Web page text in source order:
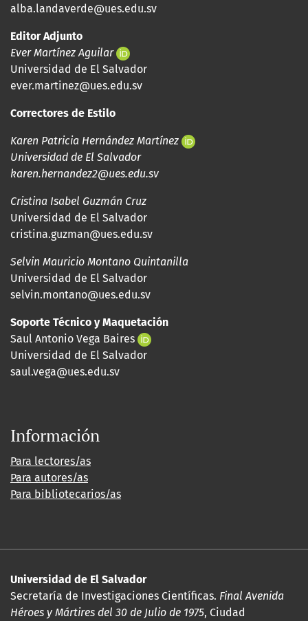
alba.landaverde@ues.edu.sv
Editor Adjunto
Ever Martínez Aguilar
Universidad de El Salvador
ever.martinez@ues.edu.sv
Correctores de Estilo
Karen Patricia Hernández Martínez
Universidad de El Salvador
karen.hernandez2@ues.edu.sv
Cristina Isabel Guzmán Cruz
Universidad de El Salvador
cristina.guzman@ues.edu.sv
Selvin Mauricio Montano Quintanilla
Universidad de El Salvador
selvin.montano@ues.edu.sv
Soporte Técnico y Maquetación
Saul Antonio Vega Baires
Universidad de El Salvador
saul.vega@ues.edu.sv
Información
Para lectores/as
Para autores/as
Para bibliotecarios/as
Universidad de El Salvador
Secretaría de Investigaciones Científicas. Final Avenida
Héroes y Mártires del 30 de Julio de 1975, Ciudad